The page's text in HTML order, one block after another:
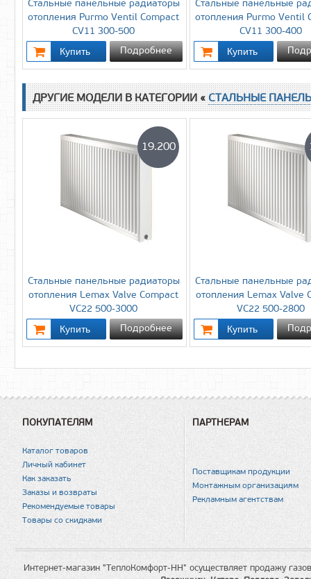
Стальные панельные радиаторы
отопления Purmo Ventil Compact
CV11 300-500
Подробнее
Стальные панельные
отопления Purmo Ventil
CV11 300-400
ДРУГИЕ МОДЕЛИ В КАТЕГОРИИ «СТАЛЬНЫЕ
Стальные панельные радиаторы
отопления Lemax Valve Compact
VC22 500-3000
19.200
Подробнее
Стальные панельные
отопления Lemax Valve
VC22 500-2800
ПОКУПАТЕЛЯМ
Каталог товаров
Личный кабинет
Как заказать
Заказы и возвраты
Рекомендуемые товары
Товары со скидками
ПАРТНЕРАМ
Поставщикам продукции
Монтажным организациям
Рекламным агентствам
Интернет-магазин "ТеплоКомфорт-НН" осуществляет продажу